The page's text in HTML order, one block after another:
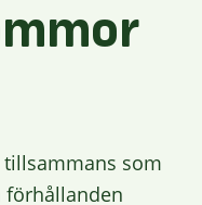
som
förhållanden